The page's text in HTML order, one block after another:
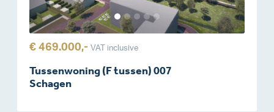
€ 469.000,- VAT inclusive
Tussenwoning (F tussen) 007
Schagen